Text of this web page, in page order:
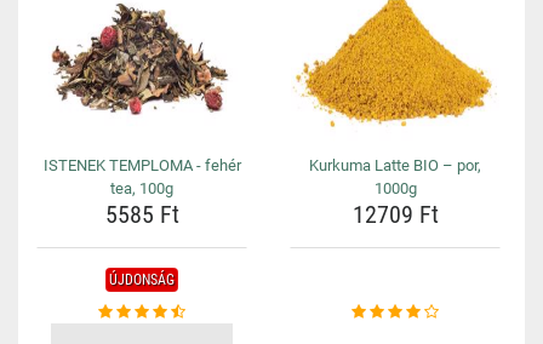
ISTENEK TEMPLOMA - fehér
tea, 100g
5585 Ft
Kurkuma Latte BIO – por,
1000g
12709 Ft
ÚJDONSÁG